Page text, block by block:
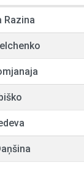
Razina